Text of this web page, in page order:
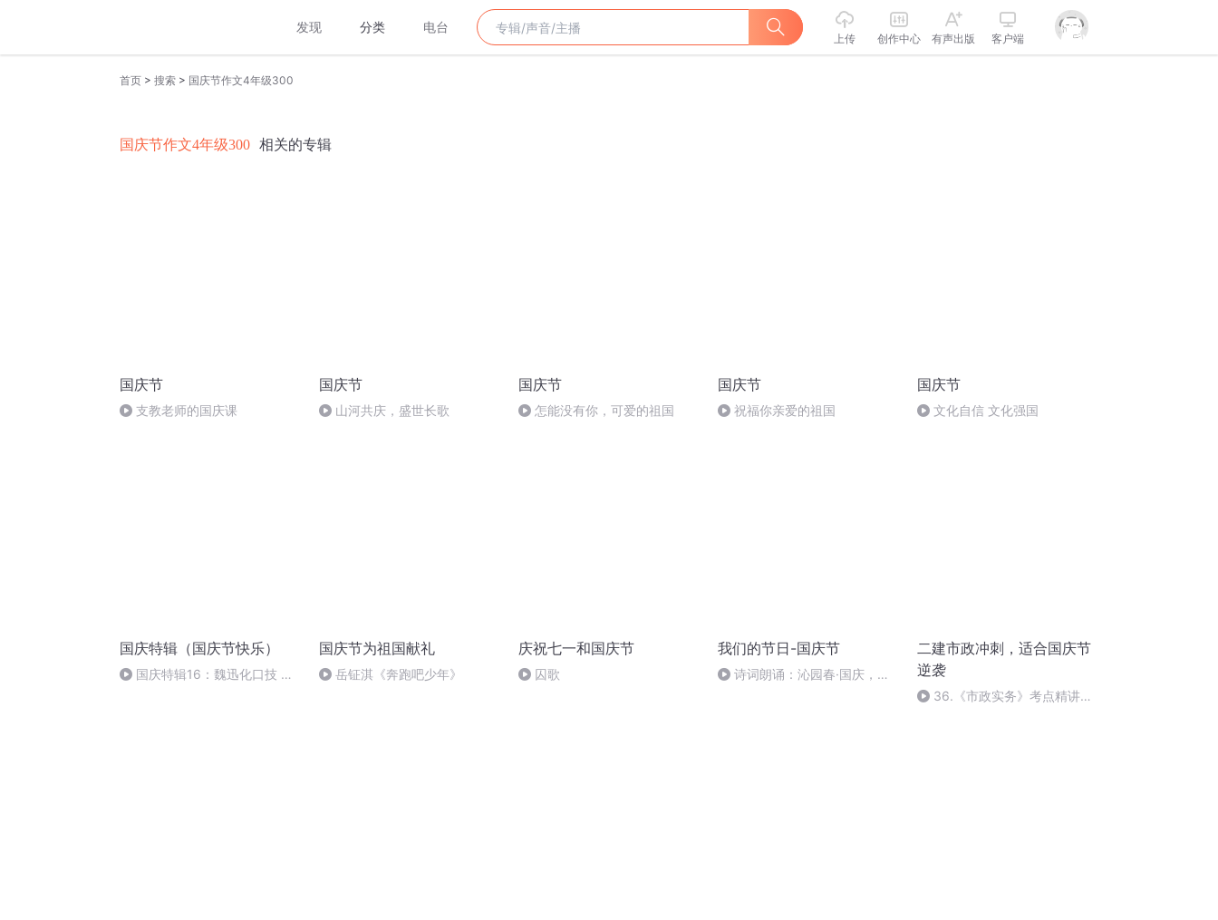
发现 分类 电台
上传 创作中心 有声出版 客户端
首页 > 搜索 > 国庆节作文4年级300
国庆节作文4年级300 相关的专辑
国庆节
支教老师的国庆课
国庆节
山河共庆，盛世长歌
国庆节
怎能没有你，可爱的祖国
国庆节
祝福你亲爱的祖国
国庆节
文化自信 文化强国
国庆特辑（国庆节快乐）
国庆特辑16：魏迅化口技 二
国庆节为祖国献礼
岳钲淇《奔跑吧少年》
庆祝七一和国庆节
囚歌
我们的节日-国庆节
诗词朗诵：沁园春·国庆，朗
二建市政冲刺，适合国庆节
逆袭
36.《市政实务》考点精讲第